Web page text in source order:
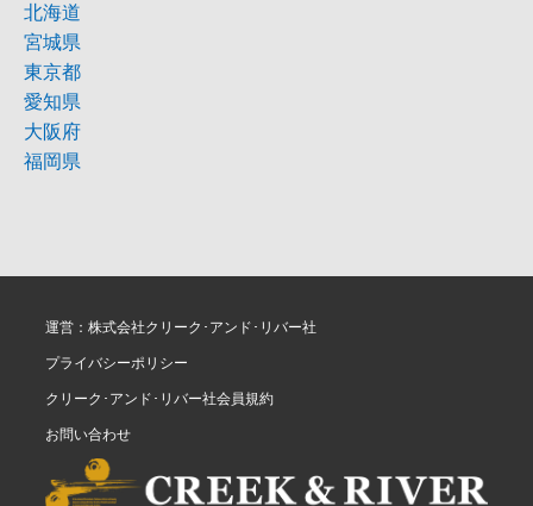
北海道
宮城県
東京都
愛知県
大阪府
福岡県
運営：株式会社クリーク･アンド･リバー社
プライバシーポリシー
クリーク･アンド･リバー社会員規約
お問い合わせ